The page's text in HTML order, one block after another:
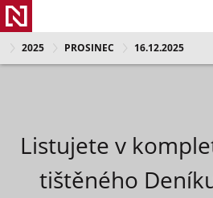
2025 PROSINEC 16.12.2025
Listujete v
tištěného